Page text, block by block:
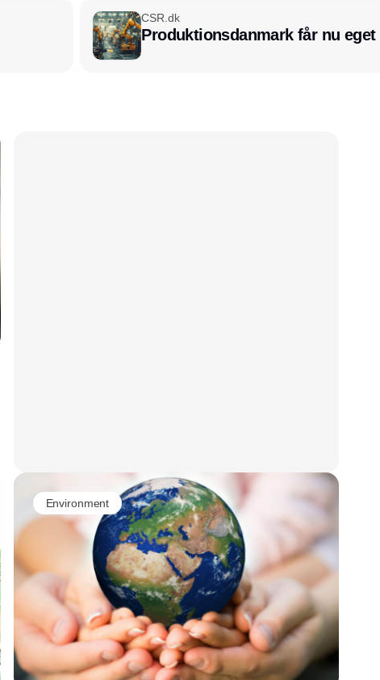
CSR.dk
Produktionsdanmark får nu eget
Environment